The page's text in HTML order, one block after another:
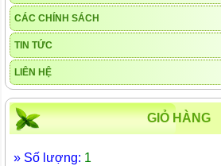
CÁC CHÍNH SÁCH
TIN TỨC
LIÊN HỆ
GIỎ HÀNG
» Số lượng: 1